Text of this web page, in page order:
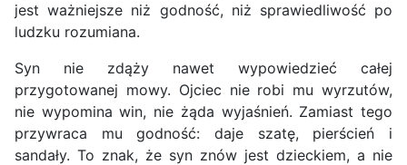
jest ważniejsze niż godność, niż sprawiedliwość po
ludzku rozumiana.
Syn nie zdąży nawet wypowiedzieć całej
przygotowanej mowy. Ojciec nie robi mu wyrzutów,
nie wypomina win, nie żąda wyjaśnień. Zamiast tego
przywraca mu godność: daje szatę, pierścień i
sandały. To znak, że syn znów jest dzieckiem, a nie